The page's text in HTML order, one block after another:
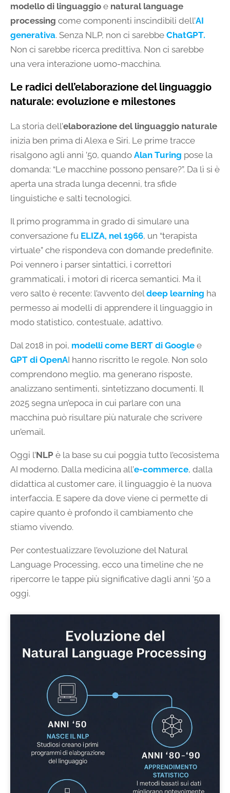
modello di linguaggio e natural language
processing come componenti inscindibili dell’AI
generativa. Senza NLP, non ci sarebbe ChatGPT.
Non ci sarebbe ricerca predittiva. Non ci sarebbe
una vera interazione uomo-macchina.
Le radici dell’elaborazione del linguaggio
naturale: evoluzione e milestones
La storia dell’elaborazione del linguaggio naturale
inizia ben prima di Alexa e Siri. Le prime tracce
risalgono agli anni ’50, quando Alan Turing pose la
domanda: “Le macchine possono pensare?”. Da lì si è
aperta una strada lunga decenni, tra sfide
linguistiche e salti tecnologici.
Il primo programma in grado di simulare una
conversazione fu ELIZA, nel 1966, un “terapista
virtuale” che rispondeva con domande predefinite.
Poi vennero i parser sintattici, i correttori
grammaticali, i motori di ricerca semantici. Ma il
vero salto è recente: l’avvento deldeep learning ha
permesso ai modelli di apprendere il linguaggio in
modo statistico, contestuale, adattivo.
Dal 2018 in poi, modelli come BERT di Google e
GPT di OpenAI hanno riscritto le regole. Non solo
comprendono meglio, ma generano risposte,
analizzano sentimenti, sintetizzano documenti. Il
2025 segna un’epoca in cui parlare con una
macchina può risultare più naturale che scrivere
un’email.
Oggi l’NLP è la base su cui poggia tutto l’ecosistema
AI moderno. Dalla medicina all’e-commerce, dalla
didattica al customer care, il linguaggio è la nuova
interfaccia. E sapere da dove viene ci permette di
capire quanto è profondo il cambiamento che
stiamo vivendo.
Per contestualizzare l’evoluzione del Natural
Language Processing, ecco una timeline che ne
ripercorre le tappe più significative dagli anni ’50 a
oggi.